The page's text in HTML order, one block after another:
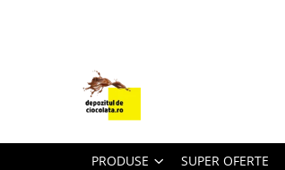
COLORANTI ALIMENTARI
PRODUSE SUPER OFERTE